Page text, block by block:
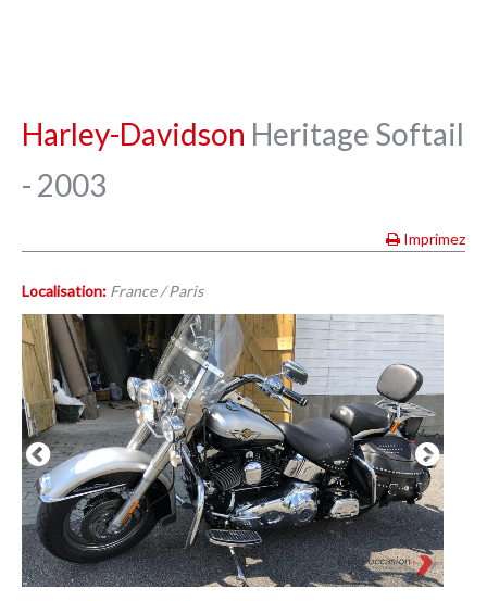
Harley-Davidson Heritage Softail
- 2003
Imprimez
Localisation: France / Paris